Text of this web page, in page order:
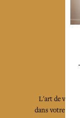
L'art de vivre
dans votre